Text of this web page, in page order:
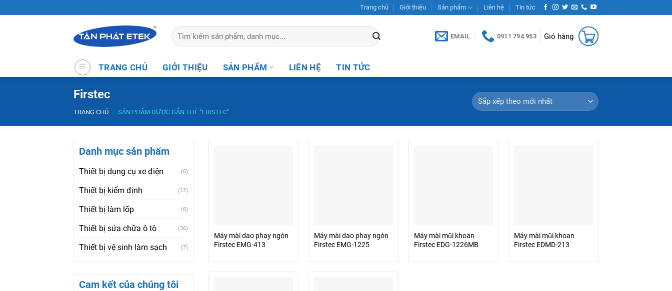
to
Trang chủ Giới thiệu Sản phẩm Liên hệ Tin tức
Tìm
kiếm:
EMAIL 0911 794 953 Giỏ hàng
TRANG CHỦ GIỚI THIỆU SẢN PHẨM LIÊN HỆ TIN TỨC
Firstec
TRANG CHỦ / SẢN PHẨM ĐƯỢC GẮN THẺ “FIRSTEC”
Danh mục sản phẩm
Thiết bị dụng cụ xe điện (0)
Thiết bị kiểm định (12)
Thiết bị làm lốp (6)
Thiết bị sửa chữa ô tô (36)
Thiết bị vệ sinh làm sạch (7)
Cam kết của chúng tôi
Máy mài dao phay ngón
Firstec EMG-413
Máy mài dao phay ngón
Firstec EMG-1225
Máy mài mũi khoan
Firstec EDG-1226MB
Máy mài mũi khoan
Firstec EDMD-213